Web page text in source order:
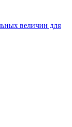
величин для